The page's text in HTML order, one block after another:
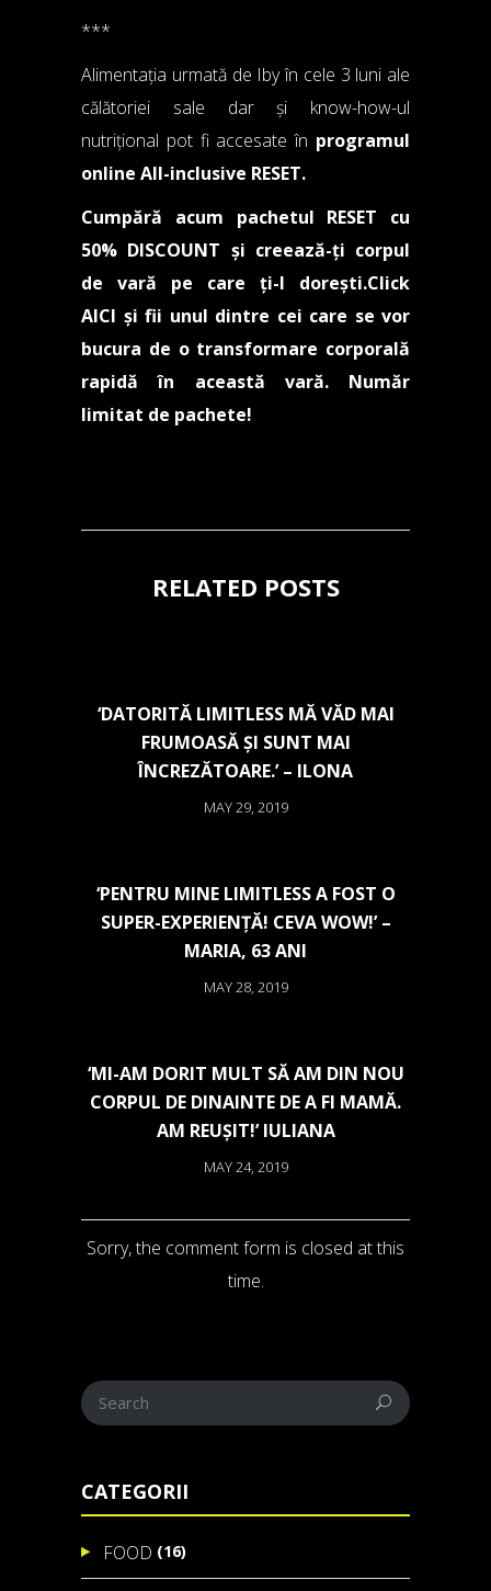
***
Alimentația urmată de Iby în cele 3 luni ale
călătoriei sale dar și know-how-ul
nutrițional pot fi accesate în programul
online All-inclusive RESET.
Cumpără acum pachetul RESET cu
50% DISCOUNT și creează-ți corpul
de vară pe care ți-l dorești.Click
AICI și fii unul dintre cei care se vor
bucura de o transformare corporală
rapidă în această vară. Număr
limitat de pachete!
RELATED POSTS
‘DATORITĂ LIMITLESS MĂ VĂD MAI
FRUMOASĂ ȘI SUNT MAI
ÎNCREZĂTOARE.’ – ILONA
MAY 29, 2019
‘PENTRU MINE LIMITLESS A FOST O
SUPER-EXPERIENȚĂ! CEVA WOW!’ –
MARIA, 63 ANI
MAY 28, 2019
‘MI-AM DORIT MULT SĂ AM DIN NOU
CORPUL DE DINAINTE DE A FI MAMĂ.
AM REUȘIT!’ IULIANA
MAY 24, 2019
Sorry, the comment form is closed at this
time.
CATEGORII
FOOD (16)